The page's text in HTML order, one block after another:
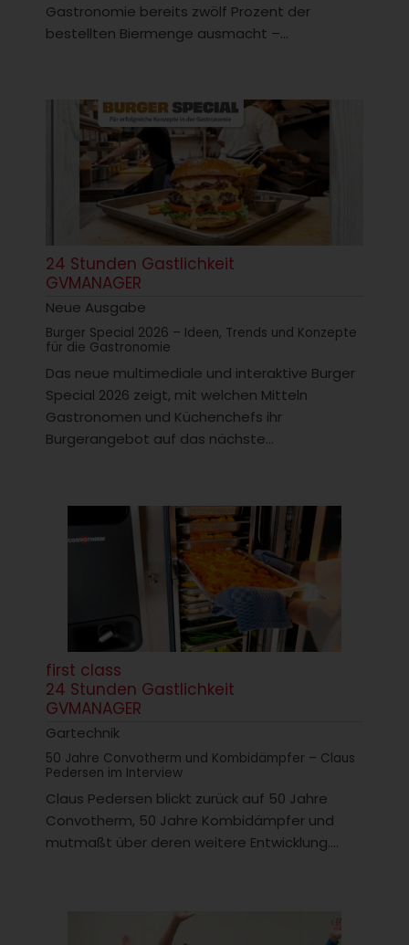
Gastronomie bereits zwölf Prozent der
bestellten Biermenge ausmacht –...
24 Stunden Gastlichkeit
GVMANAGER
Neue Ausgabe
Burger Special 2026 – Ideen, Trends und Konzepte
für die Gastronomie
Das neue multimediale und interaktive Burger
Special 2026 zeigt, mit welchen Mitteln
Gastronomen und Küchenchefs ihr
Burgerangebot auf das nächste...
first class
24 Stunden Gastlichkeit
GVMANAGER
Gartechnik
50 Jahre Convotherm und Kombidämpfer – Claus
Pedersen im Interview
Claus Pedersen blickt zurück auf 50 Jahre
Convotherm, 50 Jahre Kombidämpfer und
mutmaßt über deren weitere Entwicklung....